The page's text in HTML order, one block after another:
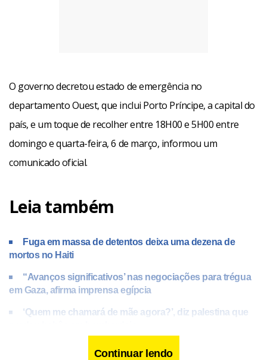
O governo decretou estado de emergência no
departamento Ouest, que inclui Porto Príncipe, a capital do
país, e um toque de recolher entre 18H00 e 5H00 entre
domingo e quarta-feira, 6 de março, informou um
comunicado oficial.
Leia também
Fuga em massa de detentos deixa uma dezena de
mortos no Haiti
“Avanços significativos’ nas negociações para trégua
em Gaza, afirma imprensa egípcia
‘Quem me chamará de mãe agora?’, diz palestina que
Continuar lendo